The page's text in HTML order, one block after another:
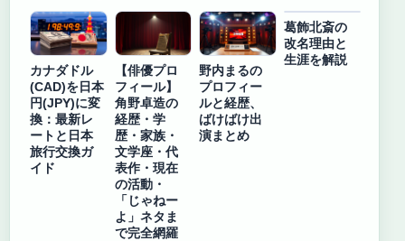
カナダドル
(CAD)を日本
円(JPY)に変
換：最新レ
ートと日本
旅行交換ガ
イド
【俳優プロ
フィール】
角野卓造の
経歴・学
歴・家族・
文学座・代
表作・現在
の活動・
「じゃねー
よ」ネタま
で完全網羅
野内まるの
プロフィー
ルと経歴、
ばけばけ出
演まとめ
葛飾北斎の
改名理由と
生涯を解説